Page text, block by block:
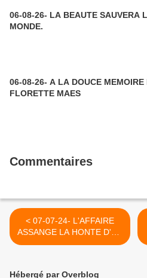
06-08-26- LA BEAUTE SAUVERA
MONDE.
06-08-26- A LA DOUCE MEMOIRE
FLORETTE MAES
Commentaires
< 07-07-24- L'AFFAIRE
ASSANGE LA HONTE D'UN
OCCIDENT COMPLICE DE
Hébergé par Overblog